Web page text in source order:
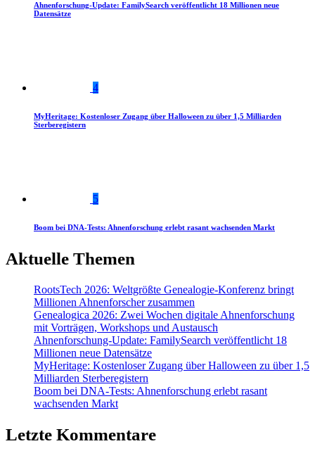
Ahnenforschung-Update: FamilySearch veröffentlicht 18 Millionen neue
Datensätze
4
MyHeritage: Kostenloser Zugang über Halloween zu über 1,5 Milliarden
Sterberegistern
5
Boom bei DNA-Tests: Ahnenforschung erlebt rasant wachsenden Markt
Aktuelle Themen
RootsTech 2026: Weltgrößte Genealogie-Konferenz bringt
Millionen Ahnenforscher zusammen
Genealogica 2026: Zwei Wochen digitale Ahnenforschung
mit Vorträgen, Workshops und Austausch
Ahnenforschung-Update: FamilySearch veröffentlicht 18
Millionen neue Datensätze
MyHeritage: Kostenloser Zugang über Halloween zu über 1,5
Milliarden Sterberegistern
Boom bei DNA-Tests: Ahnenforschung erlebt rasant
wachsenden Markt
Letzte Kommentare